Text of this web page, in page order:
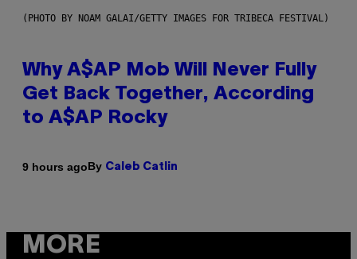
(PHOTO BY NOAM GALAI/GETTY IMAGES FOR TRIBECA FESTIVAL)
Why A$AP Mob Will Never Fully
Get Back Together, According
to A$AP Rocky
9 hours agoBy Caleb Catlin
MORE